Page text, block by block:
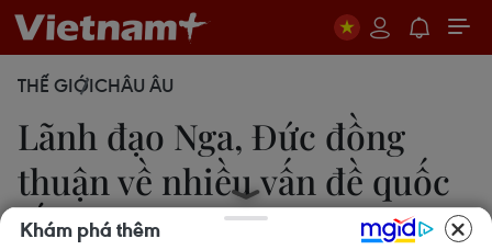
THẾ GIỚICHÂU ÂU
Lãnh đạo Nga, Đức đồng
thuận về nhiều vấn đề quốc
tế
Khám phá thêm